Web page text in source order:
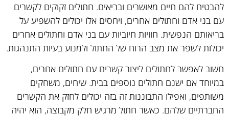
להבטיח להם חיים מאושרים ובריאים. חתולים זקוקים לקשרים
עם בני אדם וחתולים אחרים, ויחסים אלו יכולים להשפיע על
בריאותם הנפשית. חוויות חיוביות עם בני אדם וחתולים אחרים
יכולות לשפר את מצב הרוח של החתול ולמנוע בעיות התנהגות.
חשוב לאפשר לחתולים ליצור קשרים עם חתולים אחרים,
במיוחד אם ישנם חתולים נוספים בבית. שיחים, משחקים
משותפים, ואפילו התבוננות זה בזה יכולים לחזק את הקשרים
החברתיים שלהם. כאשר חתול מרגיש חלק מקבוצה, הוא יהיה